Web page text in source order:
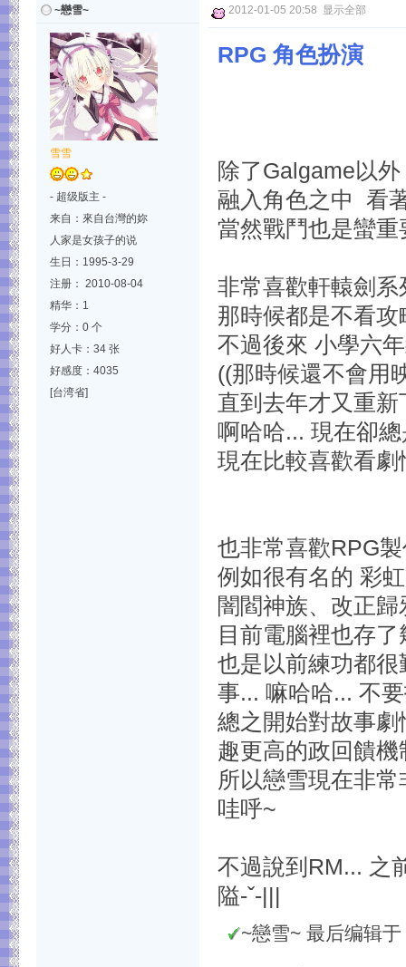
~戀雪~
雪雪
- 超级版主 -
来自：來自台灣的妳
人家是女孩子的说
生日：1995-3-29
注册： 2010-08-04
精华：1
学分：0 个
好人卡：34 张
好感度：4035
[台湾省]
2012-01-05 20:58 显示全部
RPG 角色扮演
除了Galgame以
融入角色之中 看
當然戰鬥也是蠻
非常喜歡軒轅劍
那時候都是不看
不過後來 小學六
((那時候還不會用
直到去年才又重
啊哈哈... 現在卻
現在比較喜歡看
也非常喜歡RPG
例如很有名的 彩
闇閻神族、改正
目前電腦裡也存
也是以前練功都
事... 嘛哈哈... 不
總之開始對故事
趣更高的政回饋機
所以戀雪現在非
哇呼~
不過說到RM... 之
隘-ˇ-|||
~戀雪~ 最后编辑